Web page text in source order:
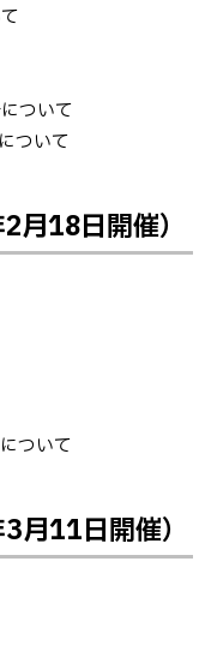
ついて
ついて
月18日開催）
ついて
月11日開催）